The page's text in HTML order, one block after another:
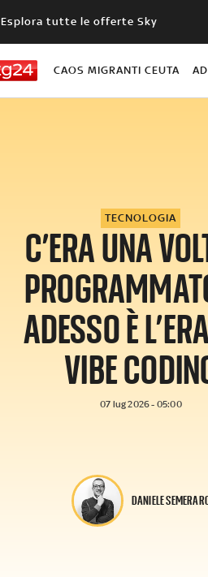
Esplora tutte le offerte Sky
CAOS MIGRANTI CEUTA
TECNOLOGIA
C’ERA UNA
ADESSO È
VIBE
07 lug 2026 - 05:00
DANIELE